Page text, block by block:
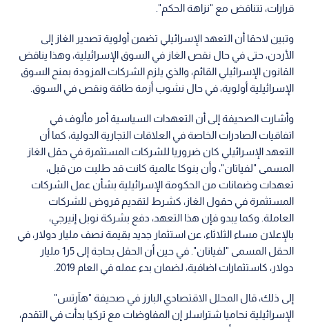
قرارات، تتناقض مع "نزاهة الحكم".
وتبين لاحقا أن التعهد الإسرائيلي تضمن أولوية تصدير الغاز إلى
الأردن، حتى في حال نقص الغاز في السوق الإسرائيلية، وهذا يناقض
القانون الإسرائيلي القائم، والذي يلزم الشركات المزودة بمنح السوق
الإسرائيلية أولوية، في حال نشوب أزمة طاقة ونقص في السوق.
وأشارت الصحيفة إلى أن التعهدات السياسية أمر مألوف في
اتفاقيات الصادرات الخاصة في العلاقات التجارية الدولية، كما أن
التعهد الإسرائيلي كان ضروريا للشركات المستثمرة في حقل الغاز
المسمى "لفياتان"، وأن بنوكا عالمية كانت قد طلبت من قبل،
تعهدات وضمانات من الحكومة الإسرائيلية بشأن عمل الشركات
المستثمرة في حقول الغاز، كشرط لتقديم قروض للشركات
العاملة. وكما يبدو فإن هذا التعهد، دفع بشركة نوبل إنيرجي،
بالإعلان مساء الثلاثاء، عن استثمار جديد بقيمة نصف مليار دولار، في
الحقل المسمى "لفياتان". في حين أن الحقل بحاجة إلى 5ر1 مليار
دولار، كاستثمارات اضافية، لضمان بدء عمله في العام 2019.
إلى ذلك، قال المحلل الاقتصادي البارز في صحيفة "هآرتس"
الإسرائيلية نحاميا شتراسلر إن المفاوضات مع تركيا بدأت في التقدم،